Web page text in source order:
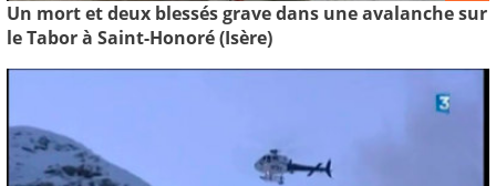
Un mort et deux blessés grave dans une avalanche sur
le Tabor à Saint-Honoré (Isère)